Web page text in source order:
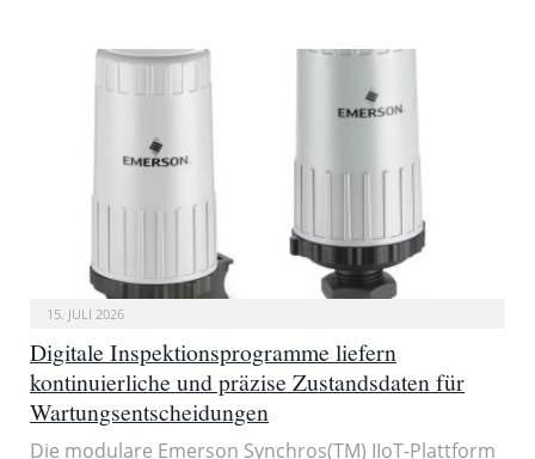
15. JULI 2026
Digitale Inspektionsprogramme liefern
kontinuierliche und präzise Zustandsdaten für
Wartungsentscheidungen
Die modulare Emerson Synchros(TM) IIoT-Plattform